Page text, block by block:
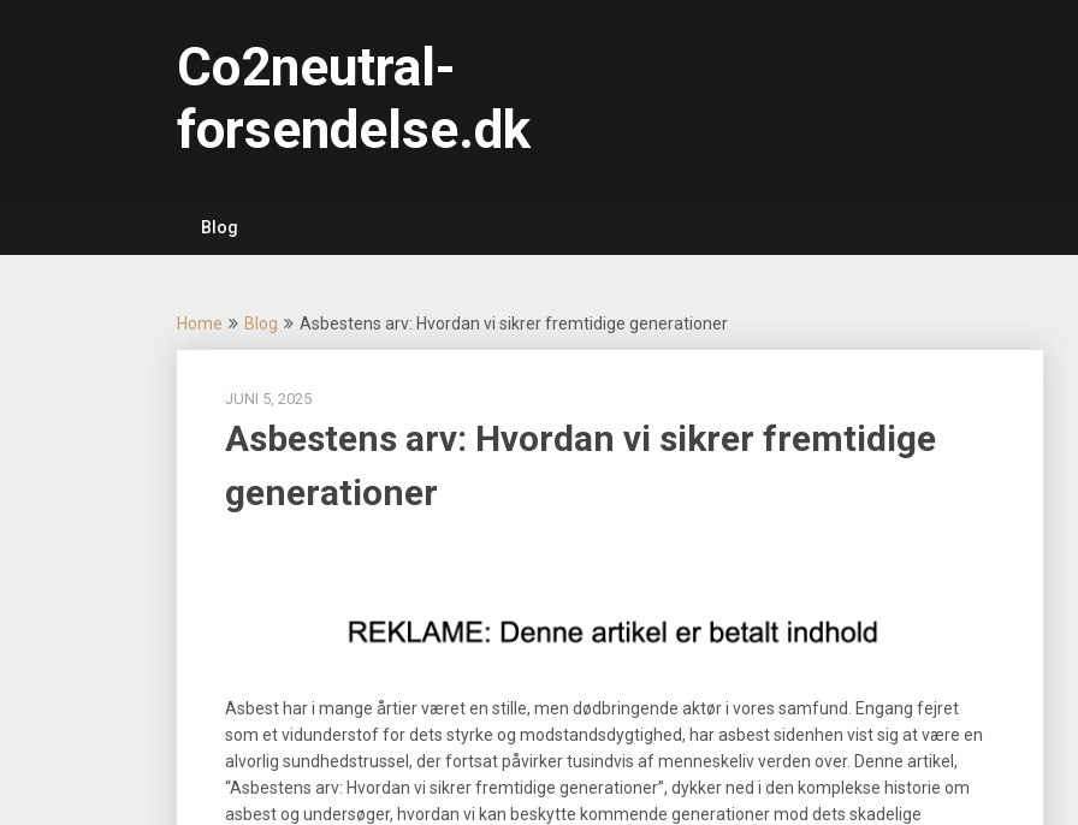
Co2neutral-
forsendelse.dk
Blog
Home Blog Asbestens arv: Hvordan vi sikrer fremtidige generationer
JUNI 5, 2025
Asbestens arv: Hvordan vi sikrer fremtidige
generationer
Asbest har i mange årtier været en stille, men dødbringende aktør i vores samfund. Engang fejret
som et vidunderstof for dets styrke og modstandsdygtighed, har asbest sidenhen vist sig at være en
alvorlig sundhedstrussel, der fortsat påvirker tusindvis af menneskeliv verden over. Denne artikel,
“Asbestens arv: Hvordan vi sikrer fremtidige generationer”, dykker ned i den komplekse historie om
asbest og undersøger, hvordan vi kan beskytte kommende generationer mod dets skadelige